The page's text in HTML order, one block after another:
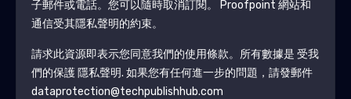
子郵件或電話。您可以隨時取消訂閱。
Proofpoint 網站和
通信受其隱私聲明的約束。
請求此資源即表示您同意我們的使用條款。所有數據是 受我
們的保護 隱私聲明. 如果您有任何進一步的問題，請發郵件
dataprotection@techpublishhub.com